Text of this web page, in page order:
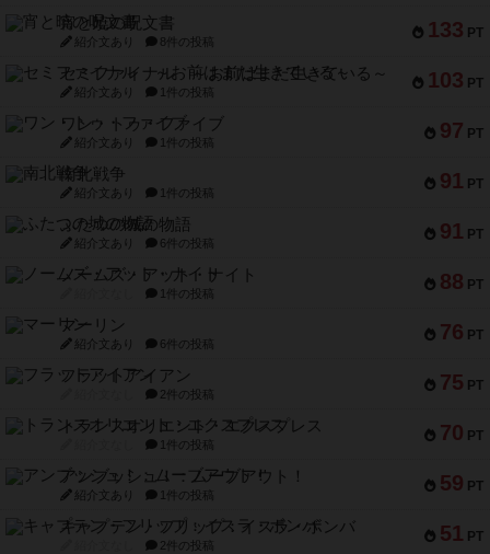
133 PT
宵と暁の呪文書
紹介文あり 8件の投稿
103 PT
セミファイナル ～お前はまだ生きている～
紹介文あり 1件の投稿
97 PT
ワン・トゥ・ファイブ
紹介文あり 1件の投稿
91 PT
南北戦争
紹介文あり 1件の投稿
91 PT
ふたつの城の物語
紹介文あり 6件の投稿
88 PT
ノームズ・アット・ナイト
1件の投稿
76 PT
マーリン
紹介文あり 6件の投稿
75 PT
フラットアイアン
2件の投稿
70 PT
トランスオリエント・エクスプレス
1件の投稿
59 PT
アンブッシュ！：ムーブアウト！
紹介文あり 1件の投稿
51 PT
キャプテン・フリップ：イスラ・ボンバ
2件の投稿